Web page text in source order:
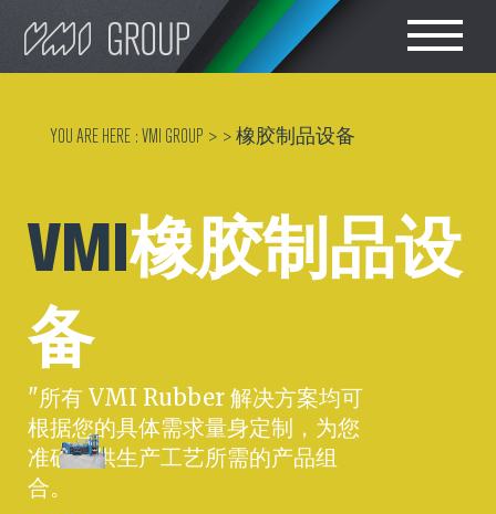
Search
简体中文
橡胶密炼车间设备
胶部件生产
轮胎成型
轮胎胶料测试
YOU ARE HERE :VMI GROUP > >橡胶制品设备
VMI橡胶制品设
备
"所有 VMI Rubber 解决方案均可
根据您的具体需求量身定制，为您
准确提供生产工艺所需的产品组
合。